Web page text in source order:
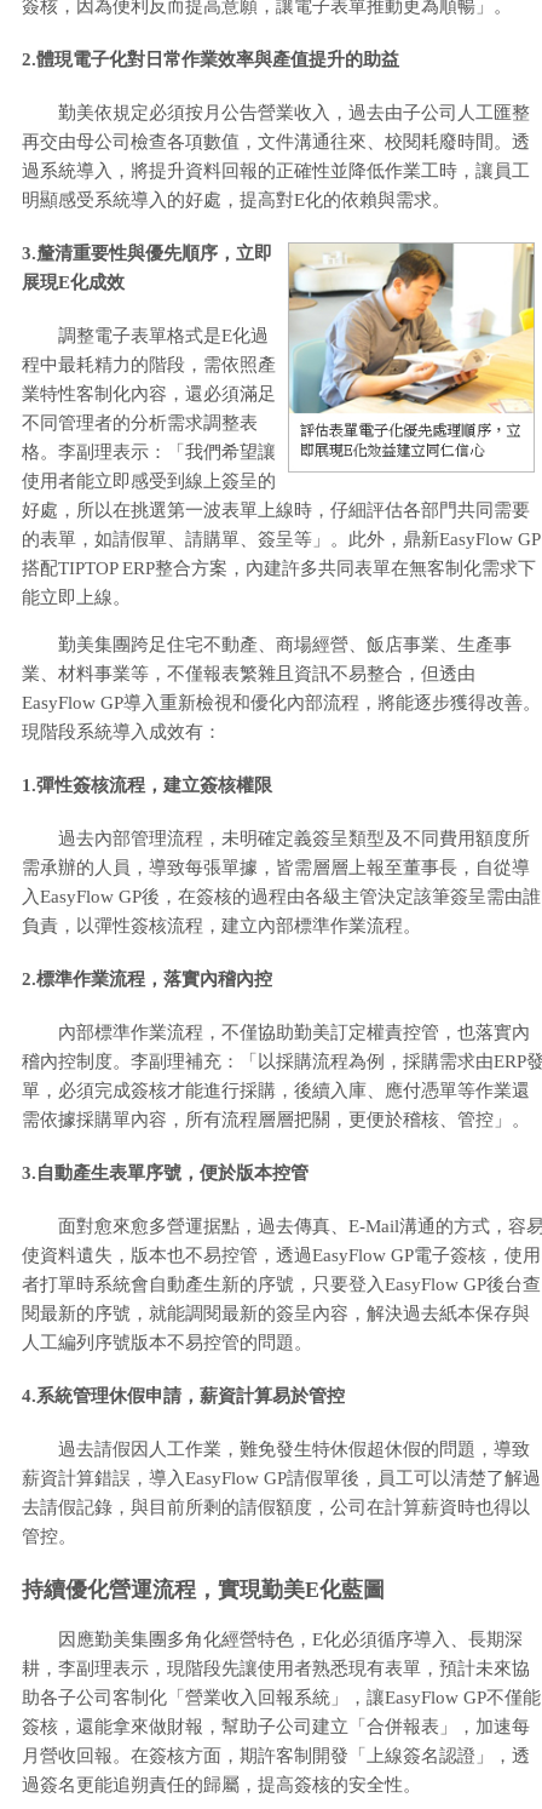
簽核，因為便利反而提高意願，讓電子表單推動更為順暢」。
2.體現電子化對日常作業效率與產值提升的助益
勤美依規定必須按月公告營業收入，過去由子公司人工匯整
再交由母公司檢查各項數值，文件溝通往來、校閱耗廢時間。透
過系統導入，將提升資料回報的正確性並降低作業工時，讓員工
明顯感受系統導入的好處，提高對E化的依賴與需求。
3.釐清重要性與優先順序，立即
展現E化成效
調整電子表單格式是E化過
程中最耗精力的階段，需依照產
業特性客制化內容，還必須滿足
不同管理者的分析需求調整表
格。李副理表示：「我們希望讓
使用者能立即感受到線上簽呈的
好處，所以在挑選第一波表單上線時，仔細評估各部門共同需要
的表單，如請假單、請購單、簽呈等」。此外，鼎新EasyFlow GP
搭配TIPTOP ERP整合方案，內建許多共同表單在無客制化需求下
能立即上線。
勤美集團跨足住宅不動產、商場經營、飯店事業、生產事
業、材料事業等，不僅報表繁雜且資訊不易整合，但透由
EasyFlow GP導入重新檢視和優化內部流程，將能逐步獲得改善。
現階段系統導入成效有：
1.彈性簽核流程，建立簽核權限
過去內部管理流程，未明確定義簽呈類型及不同費用額度所
需承辦的人員，導致每張單據，皆需層層上報至董事長，自從導
入EasyFlow GP後，在簽核的過程由各級主管決定該筆簽呈需由誰
負責，以彈性簽核流程，建立內部標準作業流程。
2.標準作業流程，落實內稽內控
內部標準作業流程，不僅協助勤美訂定權責控管，也落實內
稽內控制度。李副理補充：「以採購流程為例，採購需求由ERP
單，必須完成簽核才能進行採購，後續入庫、應付憑單等作業還
需依據採購單內容，所有流程層層把關，更便於稽核、管控」。
3.自動產生表單序號，便於版本控管
面對愈來愈多營運据點，過去傳真、E-Mail溝通的方式，容
使資料遺失，版本也不易控管，透過EasyFlow GP電子簽核，使用
者打單時系統會自動產生新的序號，只要登入EasyFlow GP後台查
閱最新的序號，就能調閱最新的簽呈內容，解決過去紙本保存與
人工編列序號版本不易控管的問題。
4.系統管理休假申請，薪資計算易於管控
過去請假因人工作業，難免發生特休假超休假的問題，導致
薪資計算錯誤，導入EasyFlow GP請假單後，員工可以清楚了解過
去請假記錄，與目前所剩的請假額度，公司在計算薪資時也得以
管控。
持續優化營運流程，實現勤美E化藍圖
因應勤美集團多角化經營特色，E化必須循序導入、長期深
耕，李副理表示，現階段先讓使用者熟悉現有表單，預計未來協
助各子公司客制化「營業收入回報系統」，讓EasyFlow GP不僅能
簽核，還能拿來做財報，幫助子公司建立「合併報表」，加速每
月營收回報。在簽核方面，期許客制開發「上線簽名認證」，透
過簽名更能追朔責任的歸屬，提高簽核的安全性。